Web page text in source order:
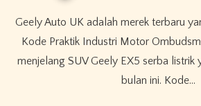
Geely Auto UK adalah merek terbaru yang bergabung dengan
Kode Praktik Industri Motor
menjelang SUV Geely EX5 serba listrik
bulan ini. Kode…